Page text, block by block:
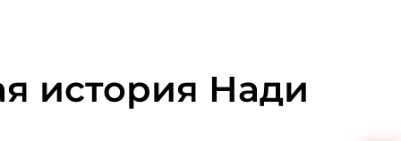
история Нади